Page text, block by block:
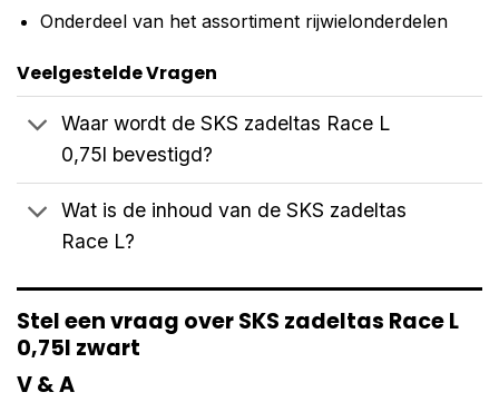
Onderdeel van het assortiment rijwielonderdelen
Veelgestelde Vragen
Waar wordt de SKS zadeltas Race L
0,75l bevestigd?
Wat is de inhoud van de SKS zadeltas
Race L?
Stel een vraag over SKS zadeltas Race L
0,75l zwart
V & A